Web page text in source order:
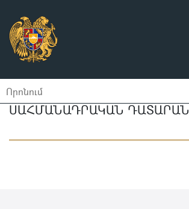
ՍԱՀՄԱՆԱԴՐԱԿԱՆ ԴԱՏԱՐԱՆ